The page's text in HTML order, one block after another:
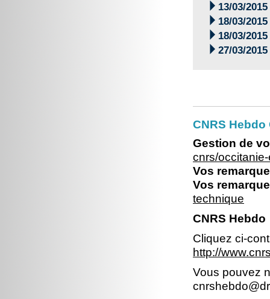
 13/03/2015
 18/03/2015
 18/03/2015
 27/03/2015
CNRS
Gestion de
cnrs/
Vos
Vos
technique
CNRS Hebdo
Cliquez ci-
http://
Vous pouvez